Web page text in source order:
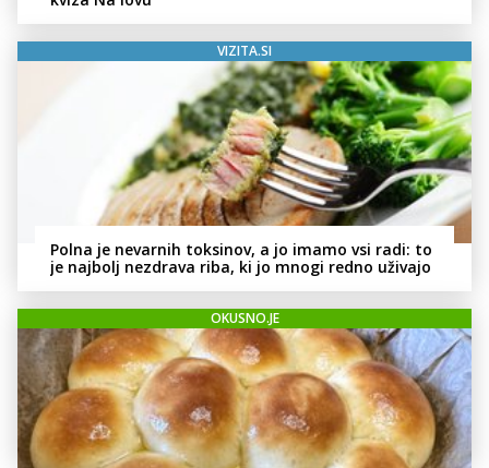
VIZITA.SI
Polna je nevarnih toksinov, a jo imamo vsi radi: to
je najbolj nezdrava riba, ki jo mnogi redno uživajo
OKUSNO.JE